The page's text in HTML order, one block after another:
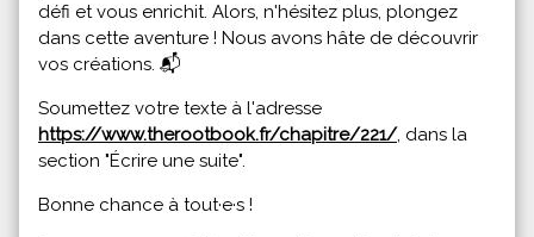
défi et vous enrichit. Alors, n'hésitez plus, plongez
dans cette aventure ! Nous avons hâte de découvrir
vos créations. 📬
Soumettez votre texte à l'adresse
https://www.therootbook.fr/chapitre/221/, dans la
section "Écrire une suite".
Bonne chance à tout·e·s !